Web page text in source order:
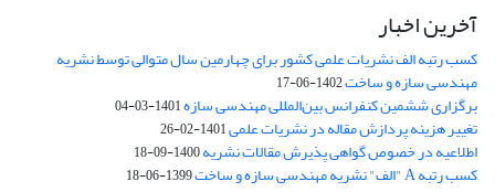
آخرین اخبار
کسب رتبه الف نشریات علمی کشور برای چهارمین سال متوالی توسط نشریه
مهندسی سازه و ساخت1402-06-17
برگزاری ششمین کنفرانس بین‌المللی مهندسی سازه1401-03-04
تغییر هزینه پردازش مقاله در نشریات علمی1401-02-26
اطلاعیه در خصوص گواهی پذیرش مقالات نشریه1400-09-18
کسب رتبه A "الف" نشریه مهندسی سازه و ساخت 1399-06-18